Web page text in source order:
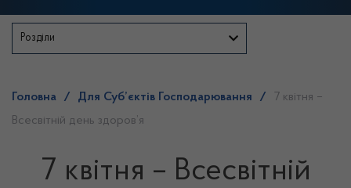
Розділи
Головна / Для Суб’єктів Господарювання /
7 квітня –
Всесвітній день здоров’я
7 квітня – Всесвітній